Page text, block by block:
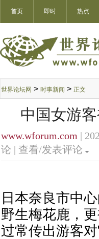
首页 即时 热点
世界论坛网 > 时事新闻 > 正文
中国女游
www.wforum.com |
论 | 查看/发表评论
日本奈良市中
野生梅花鹿，
过常传出游客